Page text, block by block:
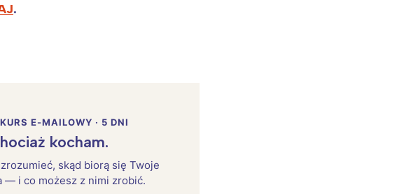
.
E-MAILOWY · 5 DNI
kocham.
skąd biorą się Twoje
— i co możesz z nimi zrobić.